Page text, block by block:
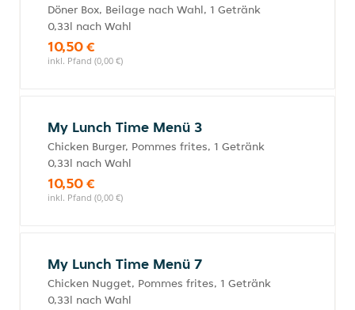
Döner Box, Beilage nach Wahl, 1 Getränk
0,33l nach Wahl
10,50 €
inkl. Pfand (0,00 €)
My Lunch Time Menü 3
Chicken Burger, Pommes frites, 1 Getränk
0,33l nach Wahl
10,50 €
inkl. Pfand (0,00 €)
My Lunch Time Menü 7
Chicken Nugget, Pommes frites, 1 Getränk
0,33l nach Wahl